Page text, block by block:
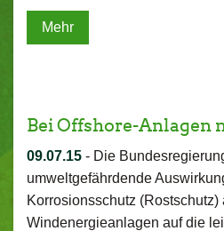
Mehr
Bei Offshore-Anlagen
09.07.15 - Die
umweltgefährdende
Korrosionsschutz (Rostschutz)
Windenergieanlagen auf die